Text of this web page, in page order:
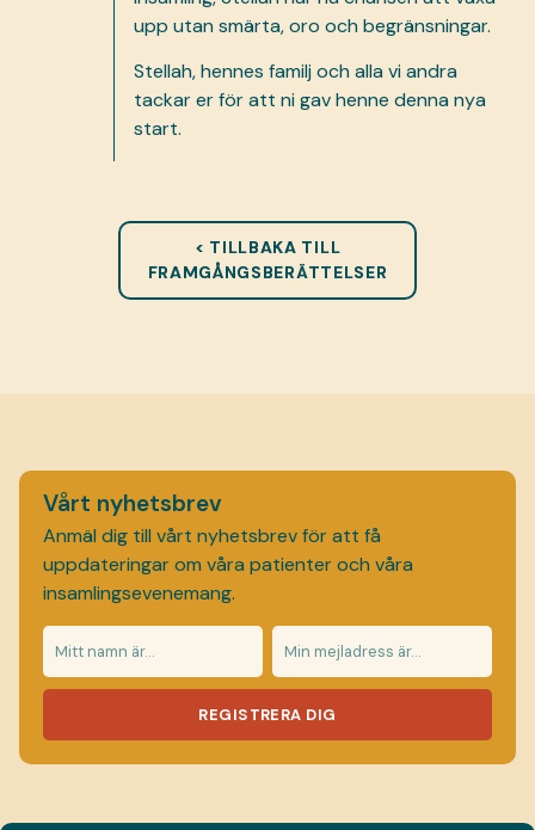
upp utan smärta, oro och begränsningar.
Stellah, hennes familj och alla vi andra
tackar er för att ni gav henne denna nya
start.
< TILLBAKA TILL
FRAMGÅNGSBERÄTTELSER
Vårt nyhetsbrev
Anmäl dig till vårt nyhetsbrev för att få
uppdateringar om våra patienter och våra
insamlingsevenemang.
REGISTRERA DIG